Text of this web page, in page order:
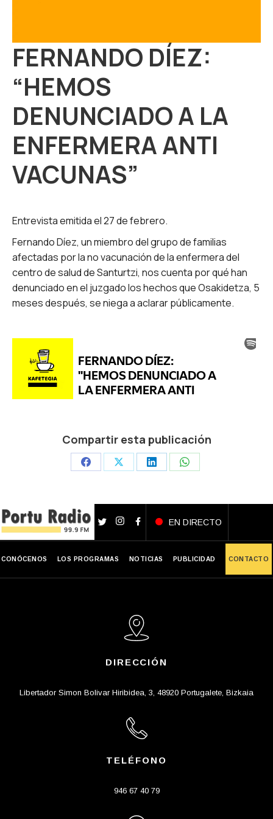
FERNANDO DÍEZ:
“HEMOS
DENUNCIADO A LA
ENFERMERA ANTI
VACUNAS”
Entrevista emitida el 27 de febrero.
Fernando Díez, un miembro del grupo de familias
afectadas por la no vacunación de la enfermera del
centro de salud de Santurtzi, nos cuenta por qué han
denunciado en el juzgado los hechos que Osakidetza, 5
meses después, se niega a aclarar públicamente.
Compartir esta publicación
Share
Facebook
Share
X
Share
LinkedIn
Share
WhatsApp
EN DIRECTO
CONÓCENOS LOS PROGRAMAS NOTICIAS PUBLICIDAD CONTACTO
DIRECCIÓN
Libertador Simon Bolivar Hiribidea, 3, 48920 Portugalete, Bizkaia
TELÉFONO
946 67 40 79